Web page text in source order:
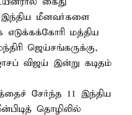
இந்திய மீனவர்களை
எடுக்கக்கோரி மத்திய
ஜெய்சங்கருக்கு,
விஜய் இன்று கடிதம்
சேர்ந்த 11 இந்திய
தொழிலில்